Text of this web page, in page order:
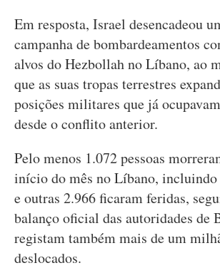
Em resposta, Israel desencadeou
campanha de bombardeamentos
alvos do Hezbollah no Líbano, ao
que as suas tropas terrestres
posições militares que já
desde o conflito anterior.
Pelo menos 1.072 pessoas
início do mês no Líbano, incluindo
e outras 2.966 ficaram feridas,
balanço oficial das autoridades de
registam também mais de um
deslocados.